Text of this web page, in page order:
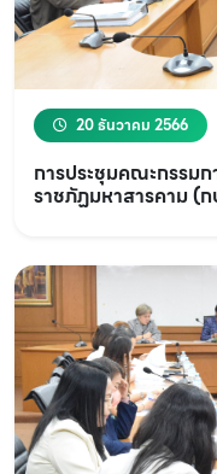
20 ธันวาคม 2566
การประชุมคณะกรรม
ราชภัฏมหาสารคาม (